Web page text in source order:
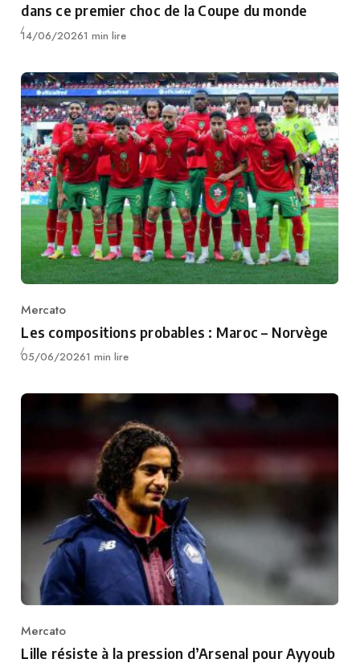
dans ce premier choc de la Coupe du monde
Publié
14/06/20261 min lire
Category
Mercato
Les compositions probables : Maroc – Norvège
Publié
05/06/20261 min lire
Category
Mercato
Lille résiste à la pression d’Arsenal pour Ayyoub